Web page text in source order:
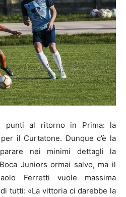
punti al ritorno in Prima: la
il Curtatone. Dunque c’è la
nei minimi dettagli la
Juniors ormai salvo, ma il
Ferretti vuole massima
tutti: «La vittoria ci darebbe la